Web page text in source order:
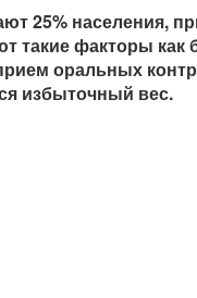
25% населения,
такие факторы
оральных
избыточный вес.